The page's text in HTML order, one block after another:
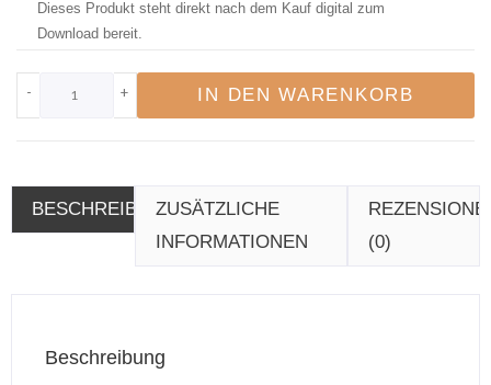
Dieses Produkt steht direkt nach dem Kauf digital zum
Download bereit.
- + IN DEN WARENKORB
BESCHREIBUNGZUSÄTZLICHE
INFORMATIONEN
(0)
Beschreibung